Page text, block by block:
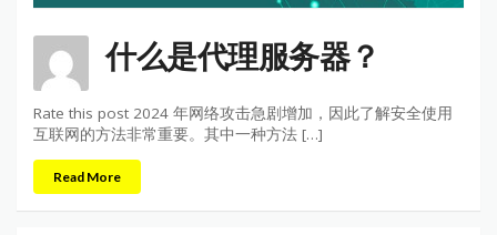
什么是代理服务器？
Rate this post 2024 年网络攻击急剧增加，因此了解安全使用
互联网的方法非常重要。其中一种方法 […]
Read More